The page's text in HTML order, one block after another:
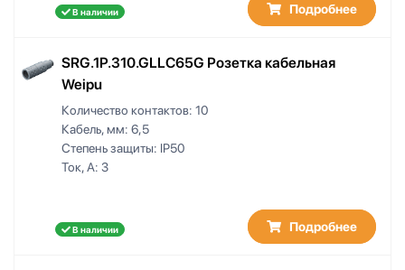
В наличии Подробнее
SRG.1P.310.GLLC65G Розетка кабельная
Weipu
Количество контактов: 10
Кабель, мм: 6,5
Степень защиты: IP50
Ток, А: 3
В наличии Подробнее